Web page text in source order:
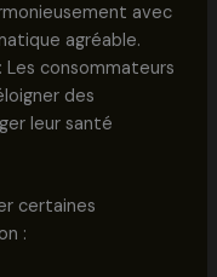
avec
agréable.
Les consommateurs
des
leur santé
certaines
: